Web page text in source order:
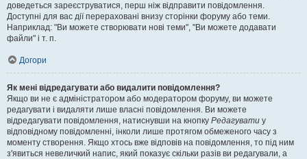
доведеться зареєструватися, перш ніж відправити повідомлення.
Доступні для вас дії перераховані внизу сторінки форуму або теми.
Наприклад: "Ви можете створювати нові теми", "Ви можете додавати
файли" і т. п.
Догори
Як мені відредагувати або видалити повідомлення?
Якщо ви не є адміністратором або модератором форуму, ви можете
редагувати і видаляти лише власні повідомлення. Ви можете
відредагувати повідомлення, натиснувши на кнопку Редагувати у
відповідному повідомленні, інколи лише протягом обмеженого часу з
моменту створення. Якщо хтось вже відповів на повідомлення, то під ним
з'явиться невеличкий напис, який показує скільки разів ви редагували, а